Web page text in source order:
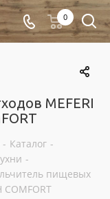
0
MEFERI
- Каталог -
-
пищевых
COMFORT